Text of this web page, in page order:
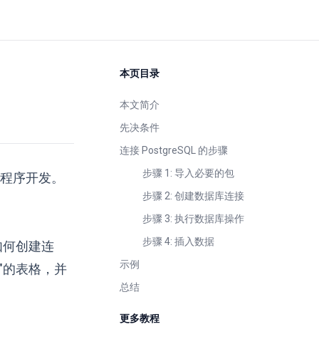
序开发。
创建连
表格，并
本页目录
本文简介
先决条件
连接 PostgreSQL 的步骤
步骤 1: 导入必要的包
步骤 2: 创建数据库连接
步骤 3: 执行数据库操作
步骤 4: 插入数据
示例
总结
更多教程